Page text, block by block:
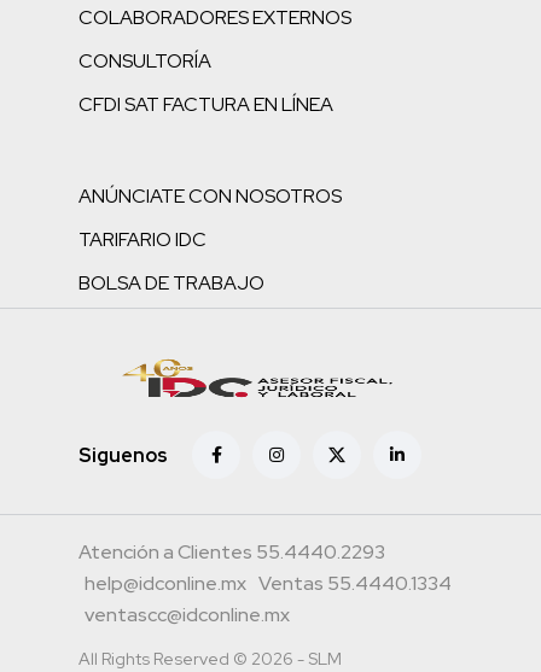
COLABORADORES EXTERNOS
CONSULTORÍA
CFDI SAT FACTURA EN LÍNEA
ANÚNCIATE CON NOSOTROS
TARIFARIO IDC
BOLSA DE TRABAJO
Siguenos
Atención a Clientes 55.4440.2293
help@idconline.mx Ventas 55.4440.1334
ventascc@idconline.mx
All Rights Reserved © 2026 - SLM